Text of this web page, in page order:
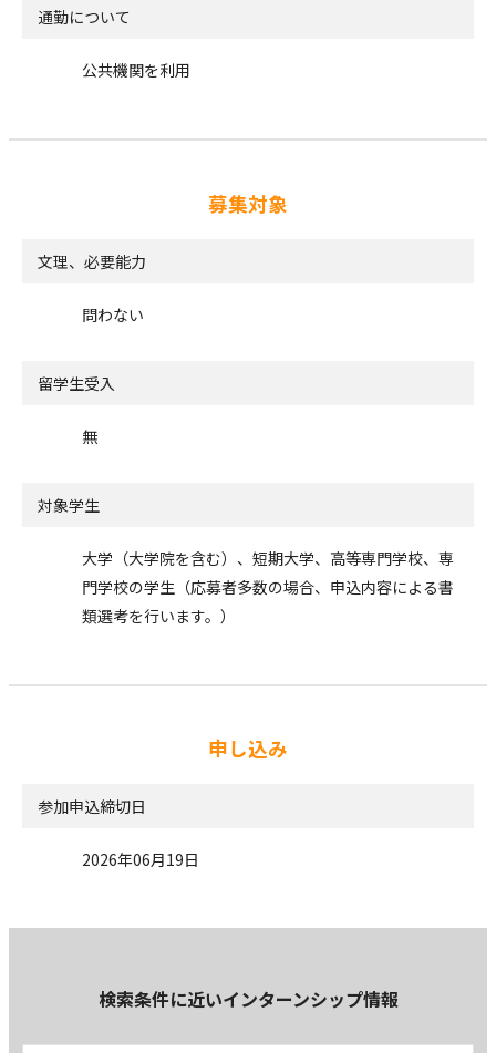
通勤について
公共機関を利用
募集対象
文理、必要能力
問わない
留学生受入
無
対象学生
大学（大学院を含む）、短期大学、高等専門学校、専
門学校の学生（応募者多数の場合、申込内容による書
類選考を行います。）
申し込み
参加申込締切日
2026年06月19日
検索条件に近いインターンシップ情報